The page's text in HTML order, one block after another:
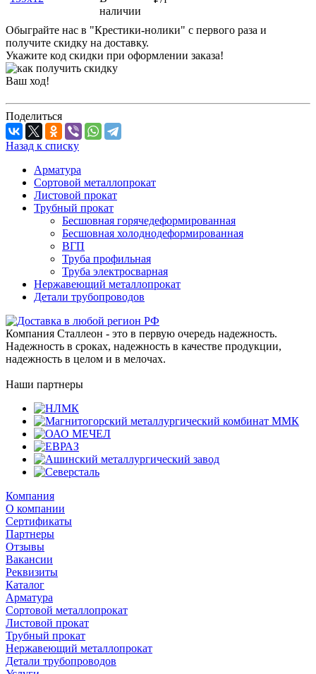
наличии
Обыграйте нас в "Крестики-нолики" с первого раза и
получите скидку на доставку.
Укажите код скидки при оформлении заказа!
Ваш ход!
Поделиться
Назад к списку
Арматура
Сортовой металлопрокат
Листовой прокат
Трубный прокат
Бесшовная горячедеформированная
Бесшовная холоднодеформированная
ВГП
Труба профильная
Труба электросварная
Нержавеющий металлопрокат
Детали трубопроводов
Компания Сталлеон - это в первую очередь надежность.
Надежность в сроках, надежность в качестве продукции,
надежность в целом и в мелочах.
Наши партнеры
Компания
О компании
Сертификаты
Партнеры
Отзывы
Вакансии
Реквизиты
Каталог
Арматура
Сортовой металлопрокат
Листовой прокат
Трубный прокат
Нержавеющий металлопрокат
Детали трубопроводов